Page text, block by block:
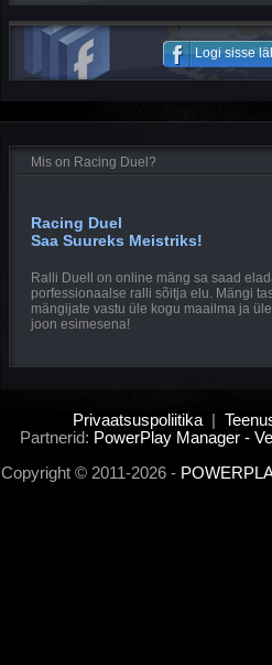
Logi sisse
Mis on Racing Duel?
Racing Duel
Saa Suureks Meistriks!
Ralli Duell on online mäng sa saad
porfessionaalse ralli sõitja elu. Mängi
mängijate vastu üle kogu maailma ja
joon esimesena!
Privaatsuspoliitika|
Partnerid: PowerPlay Manager -
Copyright © 2011-2026 -